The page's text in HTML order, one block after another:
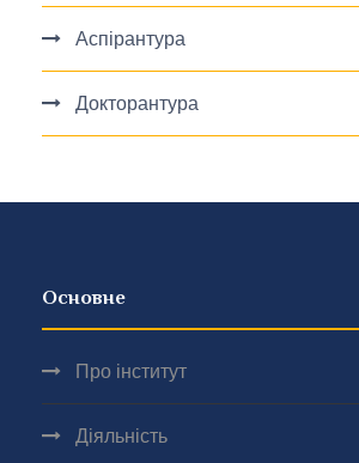
Аспірантура
Докторантура
Основне
Про інститут
Діяльність